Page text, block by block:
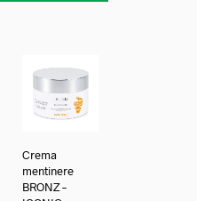
Crema
mentinere
BRONZ –